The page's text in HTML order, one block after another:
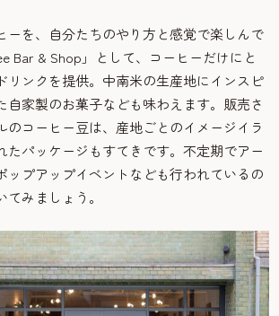
ーを、自分たちのやり方と感覚で楽しんで
Bar & Shop」として、コーヒーだけにと
リンクを提供。中南米の生産地にインスピ
自家製のお菓子なども味わえます。販売さ
のコーヒー豆は、産地ごとのイメージイラ
たパッケージもすてきです。不定期でアー
ップアップイベントなども行われているの
みましょう。